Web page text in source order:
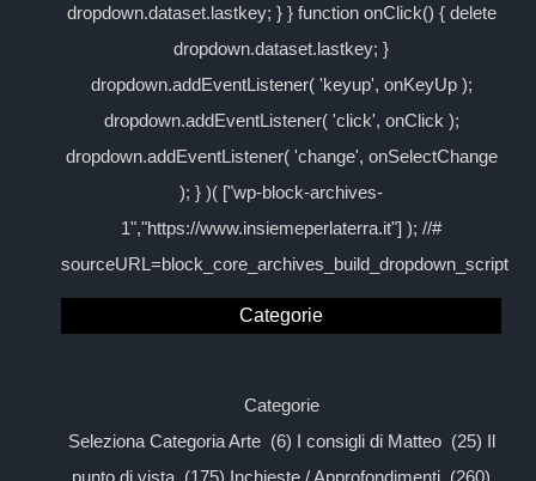
dropdown.dataset.lastkey; } } function onClick() { delete
dropdown.dataset.lastkey; }
dropdown.addEventListener( 'keyup', onKeyUp );
dropdown.addEventListener( 'click', onClick );
dropdown.addEventListener( 'change', onSelectChange
); } )( ["wp-block-archives-
1","https://www.insiemeperlaterra.it"] ); //#
sourceURL=block_core_archives_build_dropdown_script
Categorie
Categorie
Seleziona Categoria Arte (6) I consigli di Matteo (25) Il
punto di vista (175) Inchieste / Approfondimenti (260)